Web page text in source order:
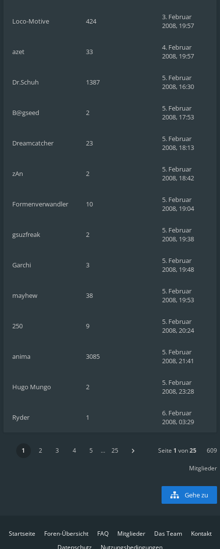
Loco-Motive 424
3. Februar
2008, 19:57
azet 33
4. Februar
2008, 19:57
Dr.Schuh 1387
5. Februar
2008, 16:30
B@gseed 2
5. Februar
2008, 17:53
Dreamcatcher 23
5. Februar
2008, 18:13
zAn 2
5. Februar
2008, 18:42
Formenverwandler 10
5. Februar
2008, 19:04
gsuzfreak 2
5. Februar
2008, 19:38
Garchi 3
5. Februar
2008, 19:48
mayhew 38
5. Februar
2008, 19:53
250 9
5. Februar
2008, 20:24
anima 3085
5. Februar
2008, 21:41
Hugo Mungo 2
5. Februar
2008, 23:28
Ryder 1
6. Februar
2008, 03:29
1 2 3 4 5 … 25 Seite 1 von25 609
Mitglieder
Gehe zu
Startseite Foren-Übersicht FAQ Mitglieder Das Team
Kontakt
Datenschutz
Nutzungsbedingungen